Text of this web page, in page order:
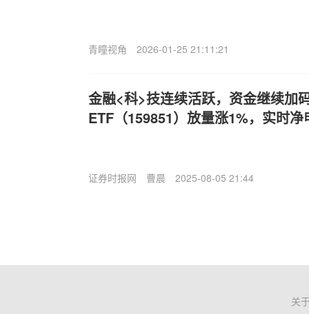
青瞳视角 2026-01-25 21:11:21
金融<科>技连续活跃，资金继续加
ETF（159851）放量涨1%，实时
证券时报网 曹晨 2025-08-05 21:44
关